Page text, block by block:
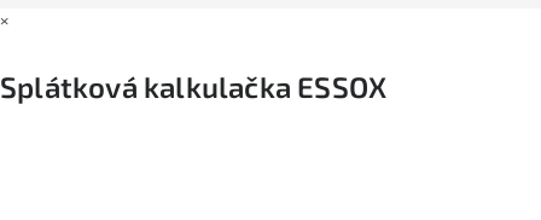
×
Splátková kalkulačka ESSOX